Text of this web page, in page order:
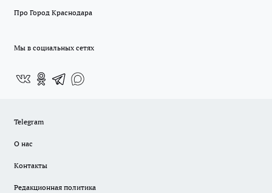
Про Город Краснодара
Мы в социальных сетях
Telegram
О нас
Контакты
Редакционная политика